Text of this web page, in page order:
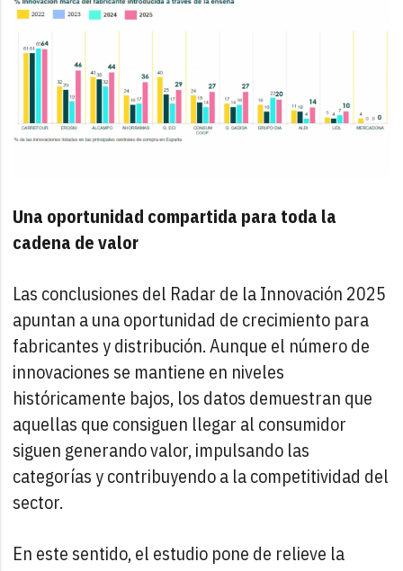
Una oportunidad compartida para toda la
cadena de valor
Las conclusiones del Radar de la Innovación 2025
apuntan a una oportunidad de crecimiento para
fabricantes y distribución. Aunque el número de
innovaciones se mantiene en niveles
históricamente bajos, los datos demuestran que
aquellas que consiguen llegar al consumidor
siguen generando valor, impulsando las
categorías y contribuyendo a la competitividad del
sector.
En este sentido, el estudio pone de relieve la